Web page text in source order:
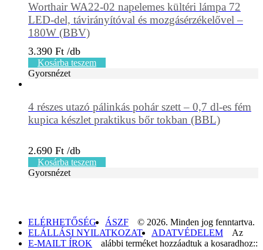
Worthair WA22-02 napelemes kültéri lámpa 72
LED-del, távirányítóval és mozgásérzékelővel –
180W (BBV)
3.390 Ft
Kosárba teszem
Gyorsnézet
4 részes utazó pálinkás pohár szett – 0,7 dl-es fém
kupica készlet praktikus bőr tokban (BBL)
2.690 Ft
Kosárba teszem
Gyorsnézet
ELÉRHETŐSÉG
ÁSZF
ELÁLLÁSI NYILATKOZAT
ADATVÉDELEM
E-MAILT ÍROK
© 2026. Minden jog fenntartva.
Az
alábbi terméket hozzáadtuk a kosaradhoz::